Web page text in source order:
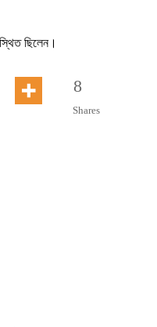
ছিলেন।
8
Shares